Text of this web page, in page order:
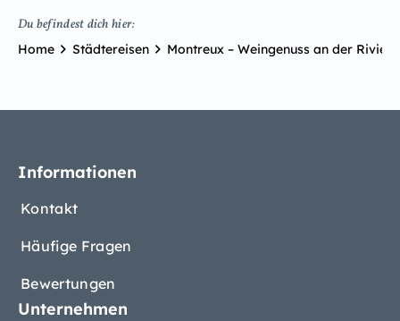
Du befindest dich hier:
Home Städtereisen Montreux – Weingenuss an der Riviera
Informationen
Kontakt
Häufige Fragen
Bewertungen
Unternehmen